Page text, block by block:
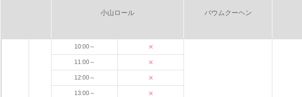
小山ロール バウムクーヘン
10:00～ ×
11:00～ ×
12:00～ ×
13:00～ ×